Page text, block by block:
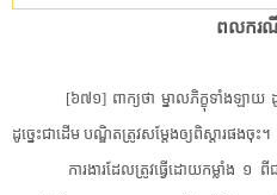
ពល​ករ
[​៦៧១​]​ ​ពាក្យ​ថា​ ​ម្នាល​ភិក្ខុ​ទាំងឡាយ​
ដូច្នេះ​ជាដើម​ ​បណ្ឌិត​ត្រូវ​សម្តែង​ឲ្យ​ពិស្តារ​ផង​ចុះ​។​ ​
ការងារ​ដែល​ត្រូវ​ធ្វើ​ដោយ​កម្លាំង​